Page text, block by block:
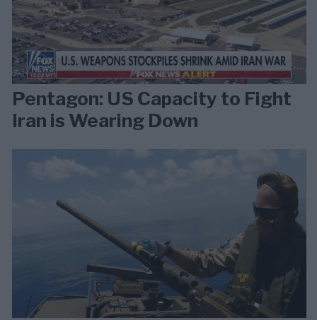
Pentagon: US Capacity to Fight
Iran is Wearing Down